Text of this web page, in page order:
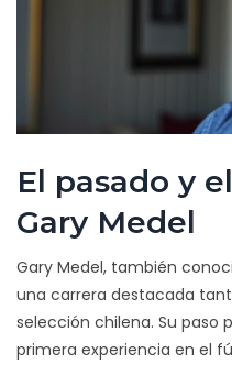
El pasado y
Gary Medel
Gary Medel, también
una carrera destacada
selección chilena. Su paso
primera experiencia en el